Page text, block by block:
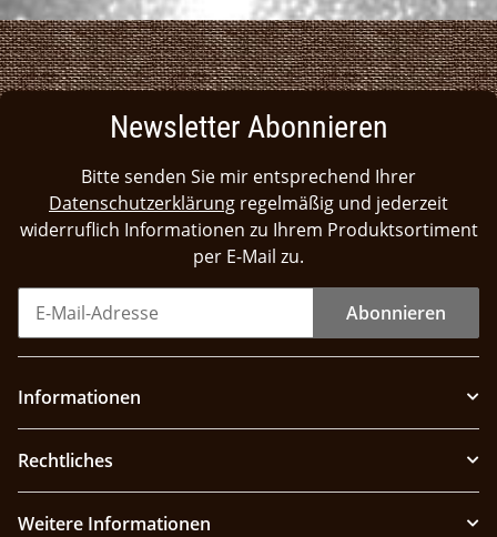
Newsletter Abonnieren
Bitte senden Sie mir entsprechend Ihrer
Datenschutzerklärung regelmäßig und jederzeit
widerruflich Informationen zu Ihrem Produktsortiment
per E-Mail zu.
Abonnieren
Informationen
Rechtliches
Weitere Informationen